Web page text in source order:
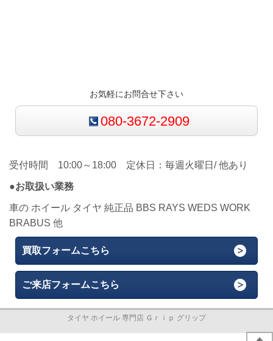
お気軽にお問合せ下さい
080-3672-2909
受付時間 10:00～18:00 定休日：毎週火曜日/ 他あり
●お取扱い業務
車の ホイール タイヤ 純正品 BBS RAYS WEDS WORK
BRABUS 他
買取フォームこちら
ご来店フォームこちら
タイヤ ホイール 専門店 Ｇｒｉｐ グリップ